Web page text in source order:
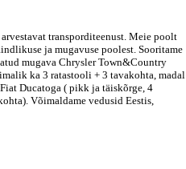
transporditeenust. Meie poolt
ja mugavuse poolest. Sooritame
mugava Chrysler Town&Country
ka 3 ratastooli + 3 tavakohta, madal
Ducatoga ( pikk ja täiskõrge, 4
Võimaldame vedusid Eestis,